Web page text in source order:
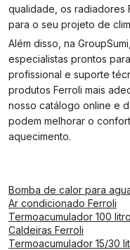
qualidade, os radiadores
para o seu projeto de
Além disso, na
especialistas prontos
profissional e suporte
produtos Ferroli mais
nosso catálogo online e
podem melhorar o
aquecimento.
Bomba de calor para
Ar condicionado Ferroli
Termoacumulador 100
Caldeiras Ferroli
Termoacumulador 15/30